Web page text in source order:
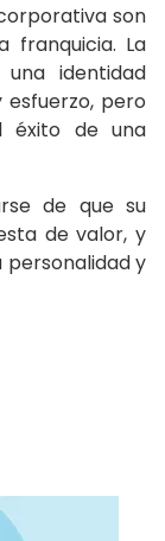
son
franquicia. La
identidad
pero
éxito de una
de que su
de valor, y
y